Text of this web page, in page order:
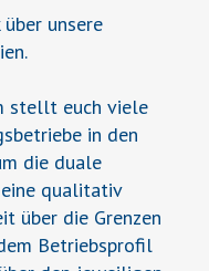
unsere
stellt euch viele
in den
die duale
qualitativ
über die Grenzen
Betriebsprofil